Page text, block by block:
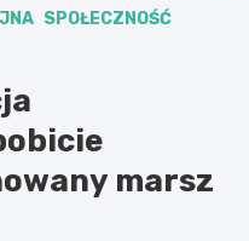
SPOŁECZNOŚĆ
marsz